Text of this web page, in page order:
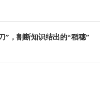
”，割断知识结出的“稻穗”